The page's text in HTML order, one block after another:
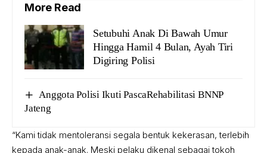
More Read
Setubuhi Anak Di Bawah Umur
Hingga Hamil 4 Bulan, Ayah Tiri
Digiring Polisi
Anggota Polisi Ikuti PascaRehabilitasi BNNP
Jateng
“Kami tidak mentoleransi segala bentuk kekerasan, terlebih
kepada anak-anak. Meski pelaku dikenal sebagai tokoh